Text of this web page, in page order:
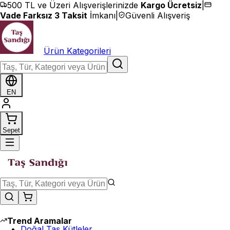
İçeriğe geç
500 TL ve Üzeri Alışverişlerinizde Kargo Ücretsiz
Vade Farksız 3 Taksit İmkanı Güvenli Alışveriş
Ürün Kategorileri
EN
Sepet
Trend Aramalar